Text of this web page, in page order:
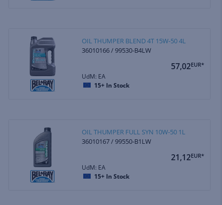
OIL THUMPER BLEND 4T 15W-50 4L
36010166 / 99530-B4LW
57,02EUR*
UdM: EA
15+ In Stock
OIL THUMPER FULL SYN 10W-50 1L
36010167 / 99550-B1LW
21,12EUR*
UdM: EA
15+ In Stock